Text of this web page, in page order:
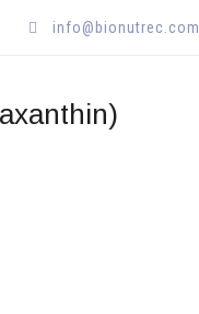
info@bionutrec.com